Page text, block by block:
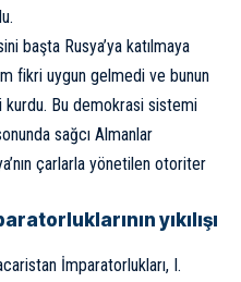
başta Rusya’ya katılmaya
fikri uygun gelmedi ve bunun
Bu demokrasi sistemi
sağcı Almanlar
çarlarla yönetilen otoriter
yıkılışı
İmparatorlukları, I.